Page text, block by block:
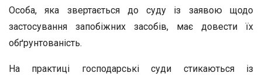
Особа, яка звертається до суду із заявою щодо
застосування запобіжних засобів, має довести їх
обґрунтованість.
На практиці господарські суди стикаються із